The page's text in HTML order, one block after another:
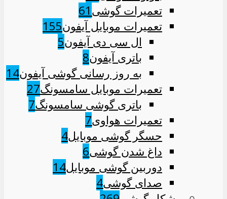
تعمیرات گوشی61
تعمیرات موبایل آیفون155
ال سی دی آیفون5
باتری آیفون8
به روز رسانی گوشی آیفون14
تعمیرات موبایل سامسونگ27
باتری گوشی سامسونگ7
تعمیرات هواوی7
حسگر گوشی موبایل4
داغ شدن گوشی6
دوربین گوشی موبایل14
صدای گوشی4